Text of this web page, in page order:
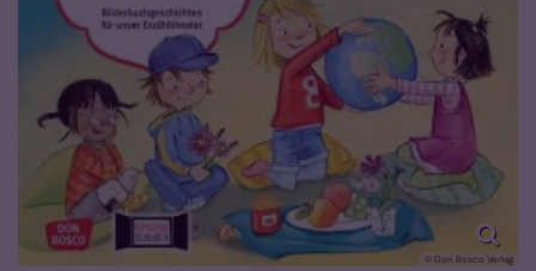
© Don Bosco Verlag